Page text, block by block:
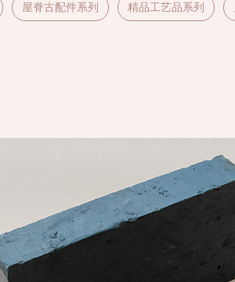
屋脊古配件系列 精品工艺品系列